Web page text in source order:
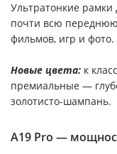
Ультратонкие рамки
почти всю
фильмов, игр и фото.
Новые цвета: к
премиальные —
золотисто-шампань.
A19 Pro —